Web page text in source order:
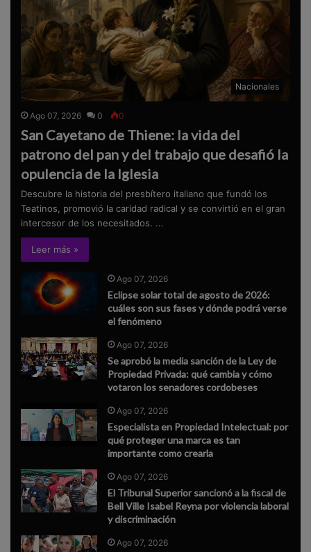
Nacionales
Ago 07, 2026 0 0
San Cayetano de Thiene: la vida del
patrono del pan y del trabajo que desafió la
opulencia de la Iglesia
Descubre la historia del presbítero italiano que fundó los
Teatinos, promovió la caridad radical y se convirtió en el gran
intercesor de los necesitados. ...
Leer más »
Ago 07, 2026
Eclipse solar total de agosto de 2026:
cuáles son sus fases y dónde podrá verse
el fenómeno
Ago 07, 2026
Se aprobó la media sanción de la Ley de
Propiedad Privada: qué cambia y cómo
votaron los senadores cordobeses
Ago 07, 2026
Especialista en Propiedad Intelectual: por
qué proteger una marca es tan
importante como crearla
Ago 07, 2026
El Tribunal Superior sancionó a la fiscal de
Bell Ville Isabel Reyna por violencia laboral
y discriminación
Ago 07, 2026